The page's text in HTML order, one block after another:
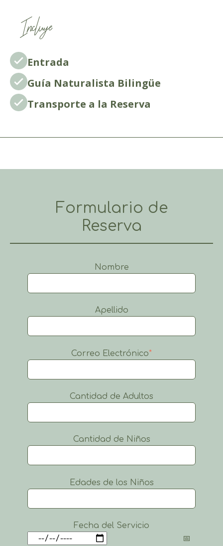
Incluye
Entrada
Guía Naturalista Bilingüe
Transporte a la Reserva
Formulario de
Reserva
Nombre
Apellido
Correo Electrónico*
Cantidad de Adultos
Cantidad de Niños
Edades de los Niños
Fecha del Servicio